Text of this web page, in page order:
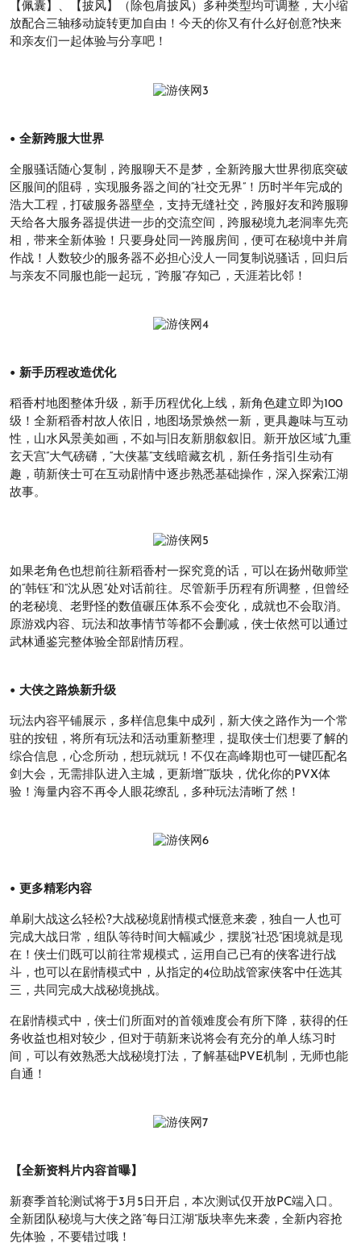
【佩囊】、【披风】（除包肩披风）多种类型均可调整，大小缩
放配合三轴移动旋转更加自由！今天的你又有什么好创意?快来
和亲友们一起体验与分享吧！
• 全新跨服大世界
全服骚话随心复制，跨服聊天不是梦，全新跨服大世界彻底突破
区服间的阻碍，实现服务器之间的“社交无界”！历时半年完成的
浩大工程，打破服务器壁垒，支持无缝社交，跨服好友和跨服聊
天给各大服务器提供进一步的交流空间，跨服秘境九老洞率先亮
相，带来全新体验！只要身处同一跨服房间，便可在秘境中并肩
作战！人数较少的服务器不必担心没人一同复制说骚话，回归后
与亲友不同服也能一起玩，“跨服”存知己，天涯若比邻！
• 新手历程改造优化
稻香村地图整体升级，新手历程优化上线，新角色建立即为100
级！全新稻香村故人依旧，地图场景焕然一新，更具趣味与互动
性，山水风景美如画，不如与旧友新朋叙叙旧。新开放区域“九重
玄天宫”大气磅礴，“大侠墓”支线暗藏玄机，新任务指引生动有
趣，萌新侠士可在互动剧情中逐步熟悉基础操作，深入探索江湖
故事。
如果老角色也想前往新稻香村一探究竟的话，可以在扬州敬师堂
的“韩钰”和“沈从恩”处对话前往。尽管新手历程有所调整，但曾经
的老秘境、老野怪的数值碾压体系不会变化，成就也不会取消。
原游戏内容、玩法和故事情节等都不会删减，侠士依然可以通过
武林通鉴完整体验全部剧情历程。
• 大侠之路焕新升级
玩法内容平铺展示，多样信息集中成列，新大侠之路作为一个常
驻的按钮，将所有玩法和活动重新整理，提取侠士们想要了解的
综合信息，心念所动，想玩就玩！不仅在高峰期也可一键匹配名
剑大会，无需排队进入主城，更新增“”版块，优化你的PVX体
验！海量内容不再令人眼花缭乱，多种玩法清晰了然！
• 更多精彩内容
单刷大战这么轻松?大战秘境剧情模式惬意来袭，独自一人也可
完成大战日常，组队等待时间大幅减少，摆脱“社恐”困境就是现
在！侠士们既可以前往常规模式，运用自己已有的侠客进行战
斗，也可以在剧情模式中，从指定的4位助战管家侠客中任选其
三，共同完成大战秘境挑战。
在剧情模式中，侠士们所面对的首领难度会有所下降，获得的任
务收益也相对较少，但对于萌新来说将会有充分的单人练习时
间，可以有效熟悉大战秘境打法，了解基础PVE机制，无师也能
自通！
【全新资料片内容首曝】
新赛季首轮测试将于3月5日开启，本次测试仅开放PC端入口。
全新团队秘境与大侠之路“每日江湖”版块率先来袭，全新内容抢
先体验，不要错过哦！